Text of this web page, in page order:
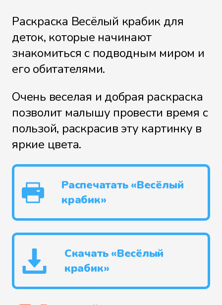
Раскраска Весёлый крабик для
деток, которые начинают
знакомиться с подводным миром и
его обитателями.
Очень веселая и добрая раскраска
позволит малышу провести время с
пользой, раскрасив эту картинку в
яркие цвета.
Распечатать «Весёлый
крабик»
Скачать «Весёлый
крабик»